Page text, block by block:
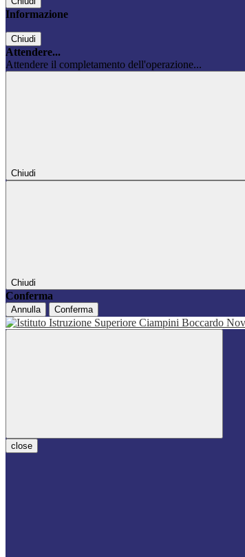
Informazione
Chiudi
Attendere...
Attendere il completamento dell'operazione...
Chiudi
Chiudi
Conferma
Annulla Conferma
close